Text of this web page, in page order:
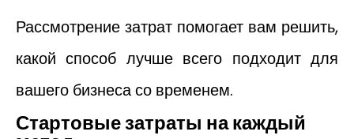
Рассмотрение затрат помогает вам решить,
какой способ лучше всего подходит для
вашего бизнеса со временем.
Стартовые затраты на каждый